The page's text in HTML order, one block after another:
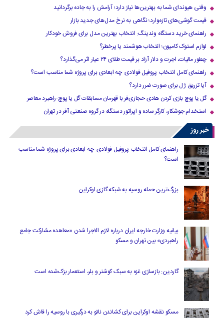
وقتی هیوندای شما به بهترین‌ها نیاز دارد؛ آرامش را به جاده برگردانید
قیمت گوشی‌های تازه‌وارد؛ نگاهی به نرخ مدل‌های جدید بازار
راهنمای خرید دستگاه وندینگ: انتخاب بهترین مدل برای فروش خودکار
لوازم استوک کامیون؛ انتخاب هوشمند یا پرخطر؟
چطور مالیات، اجرت و دلار آزاد بر قیمت طلای ۲۴ عیار اثر می‌گذارد؟
راهنمای کامل انتخاب پروفیل فولادی: چه ابعادی برای پروژه شما مناسب است؟
آیا تزریق ژل برای صورت ضرر دارد​؟
گل یا پوچ بازی کردن هادی حجازی‌فر با قهرمان مسابقات گل یا پوچ-راهبرد معاصر
استخدام جوشکار، کارگر ساده و اپراتور دستگاه در گروه صنعتی آفر در تهران
خبر روز
راهنمای کامل انتخاب پروفیل فولادی: چه ابعادی برای پروژه شما مناسب
است؟
بزرگ‌ترین حمله روسیه به شبکه گازی اوکراین
بیانیه وزارت خارجه ایران درباره لازم‌ الاجرا شدن «معاهده مشارکت جامع
راهبردی» بین تهران و مسکو
گاردین: بازسازی غزه به سبک کوشنر و بلر، استعمار بزک‌شده است
مسکو نقشه اوکراین برای کشاندن ناتو به درگیری با روسیه را فاش کرد